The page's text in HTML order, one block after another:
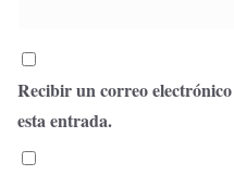
Recibir un correo
esta entrada.